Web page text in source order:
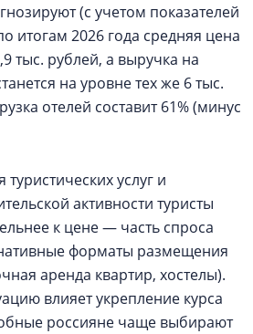
(с учетом показателей
итогам 2026 года средняя цена
тыс. рублей, а выручка на
на уровне тех же 6 тыс.
отелей составит 61% (минус
услуг и
активности туристы
к цене — часть спроса
форматы размещения
аренда квартир, хостелы).
влияет укрепление курса
россияне чаще выбирают